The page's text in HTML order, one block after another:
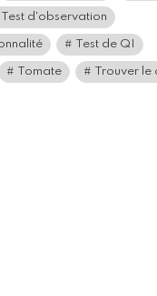
Test d'observation
Test de QI
Tomate Trouver le